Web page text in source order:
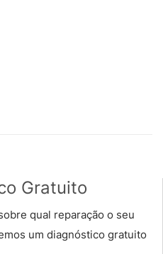
Gratuito
qual reparação o seu
um diagnóstico gratuito